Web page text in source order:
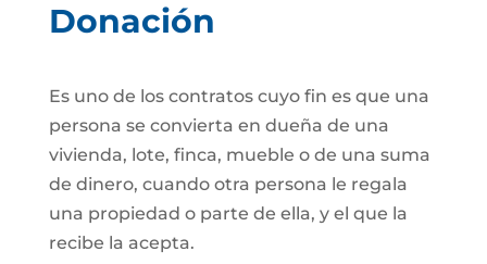
Donación
Es uno de los contratos cuyo fin es que una
persona se convierta en dueña de una
vivienda, lote, finca, mueble o de una suma
de dinero, cuando otra persona le regala
una propiedad o parte de ella, y el que la
recibe la acepta.